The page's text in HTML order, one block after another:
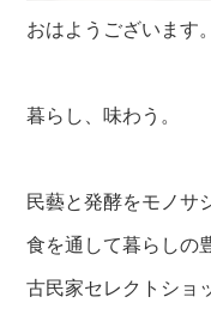
おはようございます。
暮らし、味わう。
民藝と発酵をモノサ
食を通して暮らしの
古民家セレクトシ